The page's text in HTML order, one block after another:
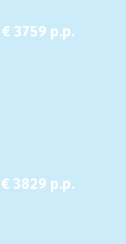
3759 p.p.
3829 p.p.